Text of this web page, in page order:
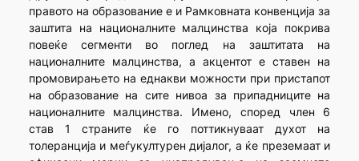
правото на образование е и Рамковната конвенција за
заштита на националните малцинства која покрива
повеќе сегменти во поглед на заштитата на
националните малцинства, а акцентот е ставен на
промовирањето на еднакви можности при пристапот
на образование на сите нивоа за припадниците на
националните малцинства. Имено, според член 6
став 1 страните ќе го поттикнуваат духот на
толеранција и меѓукултурен дијалог, а ќе преземаат и